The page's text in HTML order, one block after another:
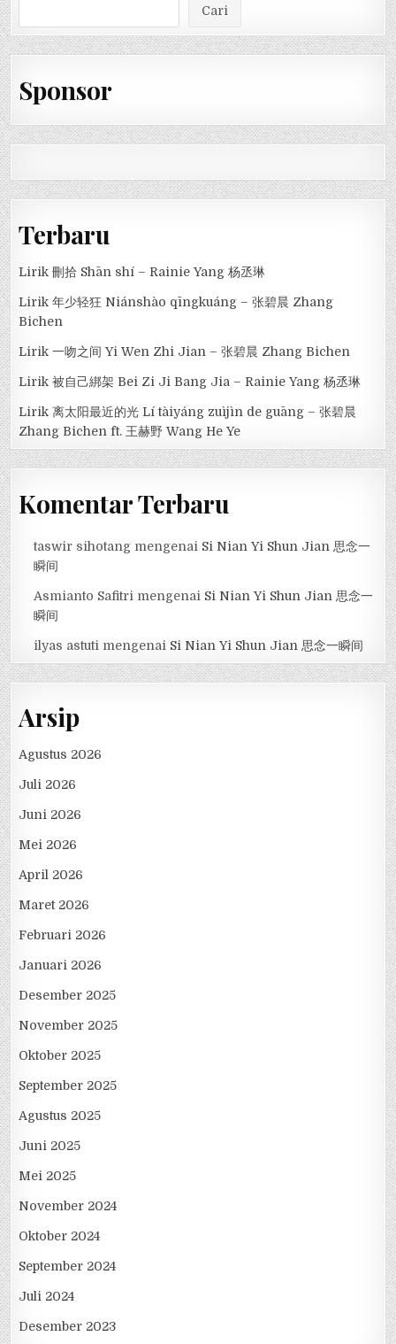
Cari
Sponsor
Terbaru
Lirik 刪拾 Shān shí – Rainie Yang 杨丞琳
Lirik 年少轻狂 Niánshào qīngkuáng – 张碧晨 Zhang
Bichen
Lirik 一吻之间 Yi Wen Zhi Jian – 张碧晨 Zhang Bichen
Lirik 被自己綁架 Bei Zi Ji Bang Jia – Rainie Yang 杨丞琳
Lirik 离太阳最近的光 Lí tàiyáng zuìjìn de guāng – 张碧晨
Zhang Bichen ft. 王赫野 Wang He Ye
Komentar Terbaru
taswir sihotang mengenai Si Nian Yi Shun Jian 思念一
瞬间
Asmianto Safitri mengenai Si Nian Yi Shun Jian 思念一
瞬间
ilyas astuti mengenai Si Nian Yi Shun Jian 思念一瞬间
Arsip
Agustus 2026
Juli 2026
Juni 2026
Mei 2026
April 2026
Maret 2026
Februari 2026
Januari 2026
Desember 2025
November 2025
Oktober 2025
September 2025
Agustus 2025
Juni 2025
Mei 2025
November 2024
Oktober 2024
September 2024
Juli 2024
Desember 2023